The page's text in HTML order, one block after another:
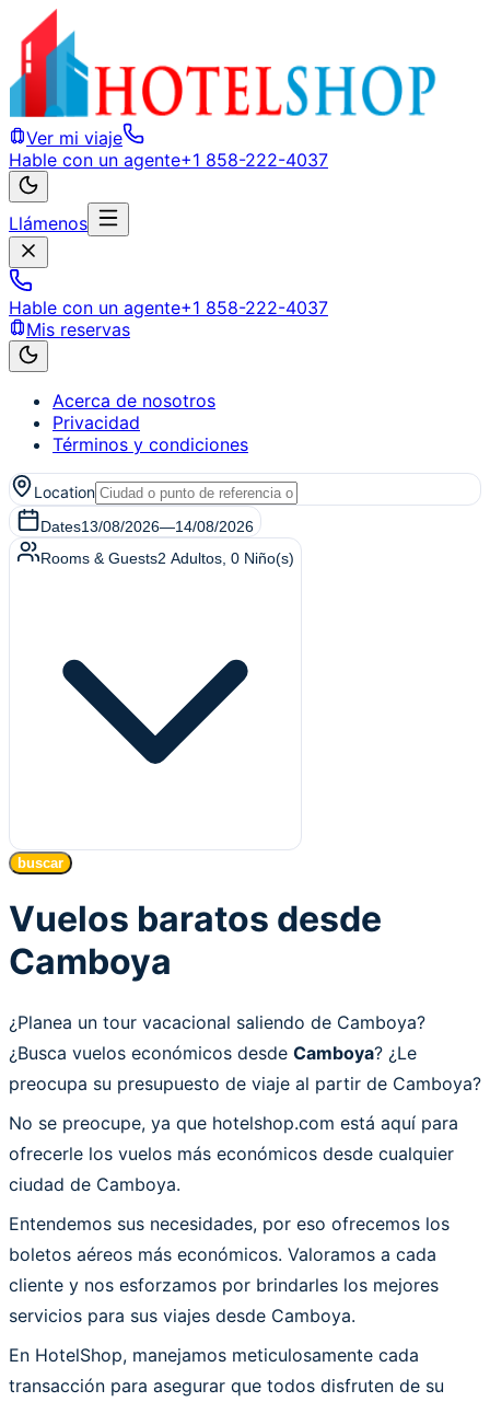
Ver mi viaje
Hable con un agente+1 858-222-4037
Llámenos
Hable con un agente+1 858-222-4037
Mis reservas
Acerca de nosotros
Privacidad
Términos y condiciones
Location
Dates13/08/2026—14/08/2026
Rooms & Guests2 Adultos 0 Niño(s)
buscar
Vuelos baratos desde
Camboya
¿Planea un tour vacacional saliendo de Camboya?
¿Busca vuelos económicos desde Camboya? ¿Le
preocupa su presupuesto de viaje al partir de Camboya?
No se preocupe, ya que hotelshop.com está aquí para
ofrecerle los vuelos más económicos desde cualquier
ciudad de Camboya.
Entendemos sus necesidades, por eso ofrecemos los
boletos aéreos más económicos. Valoramos a cada
cliente y nos esforzamos por brindarles los mejores
servicios para sus viajes desde Camboya.
En HotelShop, manejamos meticulosamente cada
transacción para asegurar que todos disfruten de su